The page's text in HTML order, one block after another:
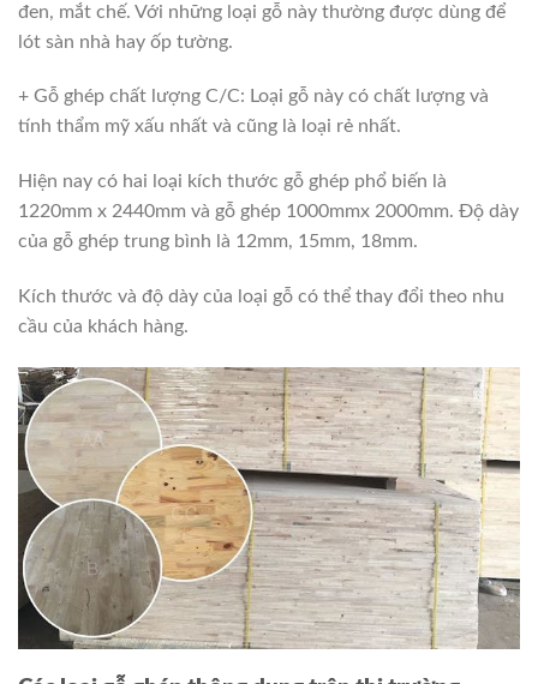
đen, mắt chế. Với những loại gỗ này thường được dùng để
lót sàn nhà hay ốp tường.
+ Gỗ ghép chất lượng C/C: Loại gỗ này có chất lượng và
tính thẩm mỹ xấu nhất và cũng là loại rẻ nhất.
Hiện nay có hai loại kích thước gỗ ghép phổ biến là
1220mm x 2440mm và gỗ ghép 1000mmx 2000mm. Độ dày
của gỗ ghép trung bình là 12mm, 15mm, 18mm.
Kích thước và độ dày của loại gỗ có thể thay đổi theo nhu
cầu của khách hàng.